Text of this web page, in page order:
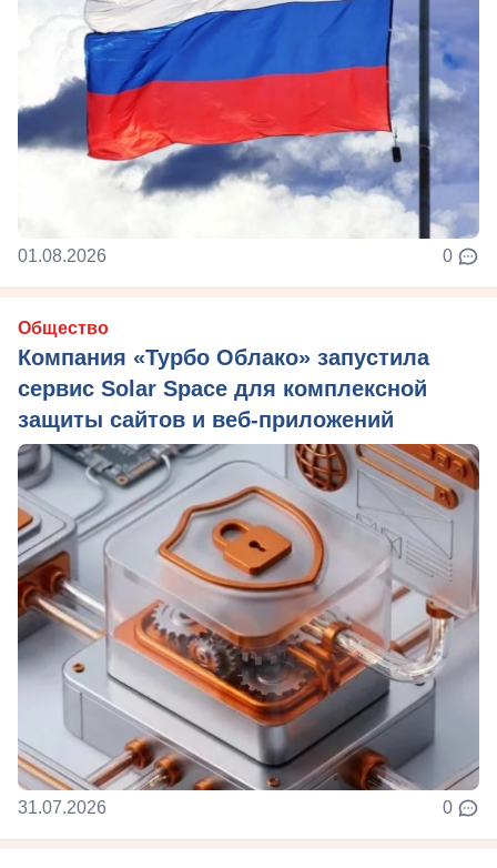
01.08.2026 0
Общество
Компания «Турбо Облако» запустила
сервис Solar Space для комплексной
защиты сайтов и веб-приложений
31.07.2026 0